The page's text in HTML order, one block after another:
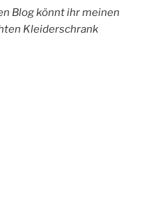
Blog könnt ihr meinen
Kleiderschrank